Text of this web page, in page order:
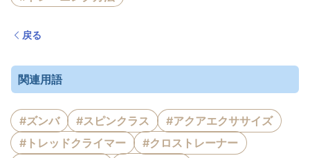
戻る
関連用語
#ズンバ #スピンクラス
#アクアエクササイズ
#トレッドクライマー
#クロストレーナー